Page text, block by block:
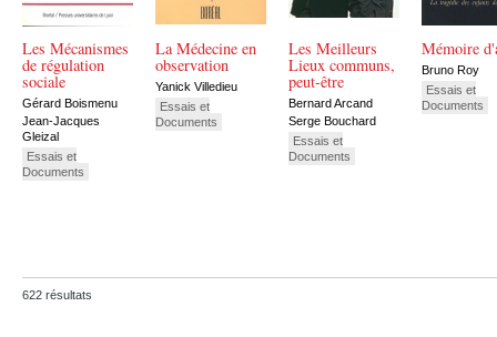
Les Mécanismes
de régulation
sociale
Gérard Boismenu
Jean-Jacques
Gleizal
Essais et
Documents
La Médecine en
observation
Yanick Villedieu
Essais et
Documents
Les Meilleurs
Lieux communs,
peut-être
Bernard Arcand
Serge Bouchard
Essais et
Documents
Mémoire
Bruno Roy
Essais et
Documents
622 résultats